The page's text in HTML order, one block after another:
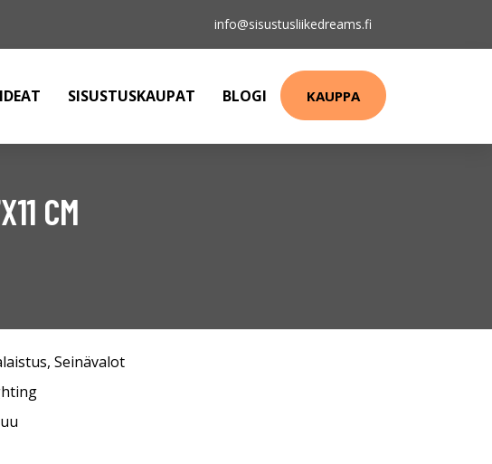
info@sisustusliikedreams.fi
SISUSTUSKAUPAT BLOGI KAUPPA
CM
, Seinävalot